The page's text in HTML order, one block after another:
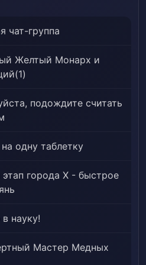
лекарств/зелий,
любовного сюжета,
чат-группа
Желтый Монарх и
подождите считать
одну таблетку
этап города Х - быстрое
науку!
Мастер Медных